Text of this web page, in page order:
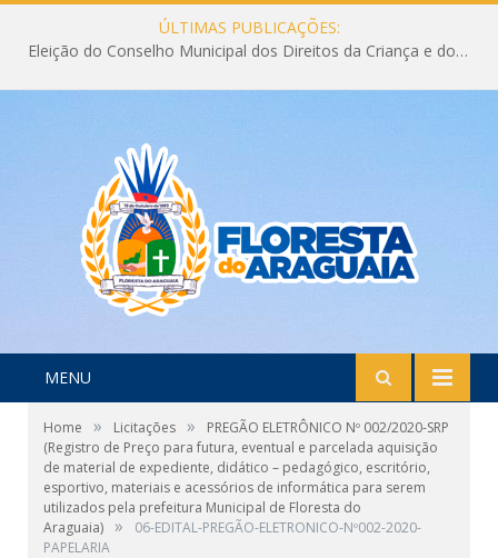
ÚLTIMAS PUBLICAÇÕES:
Eleição do Conselho Municipal dos Direitos da Criança e do Adolescente CMDCA 2026
MENU
Home » Licitações »
PREGÃO ELETRÔNICO Nº 002/2020-SRP
(Registro de Preço para futura, eventual e parcelada aquisição
de material de expediente, didático – pedagógico, escritório,
esportivo, materiais e acessórios de informática para serem
utilizados pela prefeitura Municipal de Floresta do
Araguaia) »
06-EDITAL-PREGÃO-ELETRONICO-Nº002-2020-
PAPELARIA